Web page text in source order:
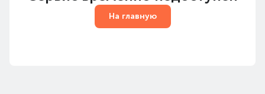
На главную